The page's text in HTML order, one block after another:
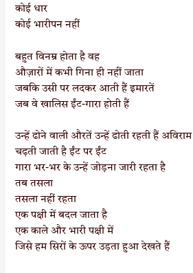
कोई धार
कोई भारीपन नहीं
बहुत विनम्र होता है वह
औज़ारों में कभी गिना ही नहीं जाता
जबकि उसी पर लदकर आती हैं इमारतें
जब वे खालिस ईंट-गारा होती हैं
उन्हें ढोने वाली औरतें उन्हें ढोती रहती हैं अविराम
चढ़ती जाती है ईंट पर ईंट
गारा भर-भर के उन्हें जोड़ना जारी रहता है
तब तसला
तसला नहीं रहता
एक पक्षी में बदल जाता है
एक काले और भारी पक्षी में
जिसे हम सिरों के ऊपर उड़ता हुआ देखते हैं